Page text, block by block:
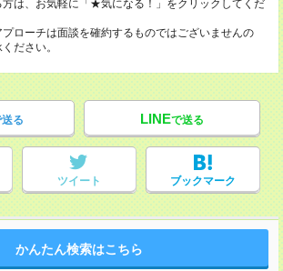
方は、お気軽に「★気になる！」をクリックしてくだ
ローチは面談を確約するものではございませんの
ださい。
る LINEで送る
ツイート ブックマーク
かんたん検索はこちら